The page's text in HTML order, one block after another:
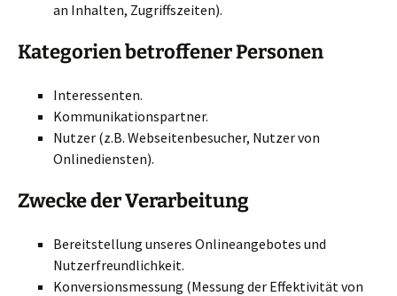
an Inhalten, Zugriffszeiten).
Kategorien betroffener Personen
Interessenten.
Kommunikationspartner.
Nutzer (z.B. Webseitenbesucher, Nutzer von
Onlinediensten).
Zwecke der Verarbeitung
Bereitstellung unseres Onlineangebotes und
Nutzerfreundlichkeit.
Konversionsmessung (Messung der Effektivität von